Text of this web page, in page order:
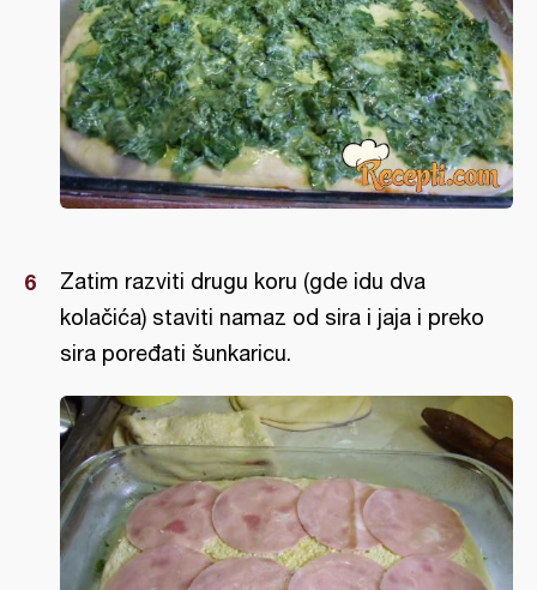
Zatim razviti drugu koru (gde idu dva
kolačića) staviti namaz od sira i jaja i preko
sira poređati šunkaricu.